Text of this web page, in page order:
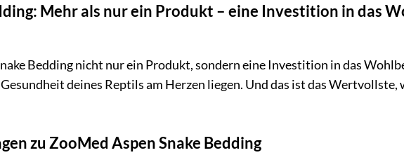
Mehr als nur ein Produkt – eine Investition in das
Bedding nicht nur ein Produkt, sondern eine Investition in das
deines Reptils am Herzen liegen. Und das ist das
zu ZooMed Aspen Snake Bedding